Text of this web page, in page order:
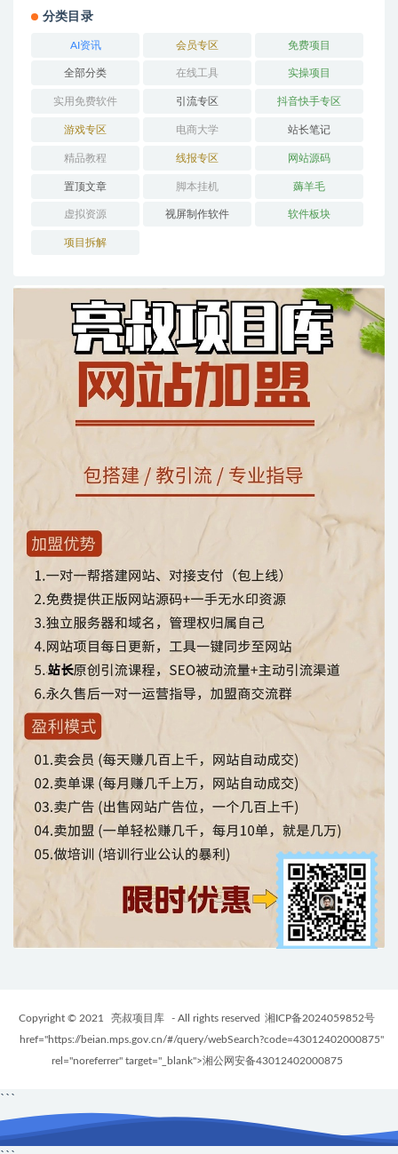
分类目录
AI资讯 会员专区 免费项目
全部分类 在线工具 实操项目
实用免费软件 引流专区 抖音快手专区
游戏专区 电商大学 站长笔记
精品教程 线报专区 网站源码
置顶文章 脚本挂机 薅羊毛
虚拟资源 视屏制作软件 软件板块
项目拆解
Copyright © 2021 亮叔项目库 - All rights reserved 湘ICP备2024059852号
href="https://beian.mps.gov.cn/#/query/webSearch?code=43012402000875"
rel="noreferrer" target="_blank">湘公网安备43012402000875
```